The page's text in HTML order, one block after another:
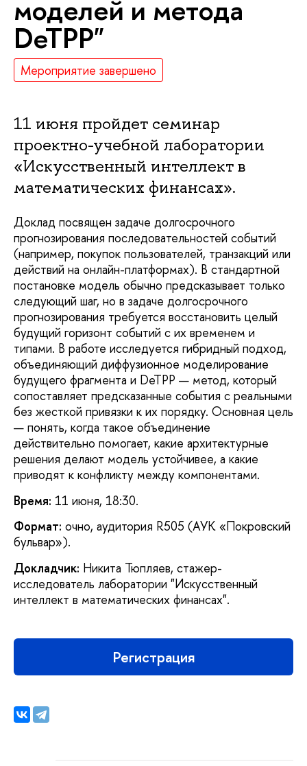
моделей и метода
DeTPP"
Мероприятие завершено
11 июня пройдет семинар
проектно-учебной лаборатории
«Искусственный интеллект в
математических финансах».
Доклад посвящен задаче долгосрочного
прогнозирования последовательностей событий
(например, покупок пользователей, транзакций или
действий на онлайн-платформах). В стандартной
постановке модель обычно предсказывает только
следующий шаг, но в задаче долгосрочного
прогнозирования требуется восстановить целый
будущий горизонт событий с их временем и
типами. В работе исследуется гибридный подход,
объединяющий диффузионное моделирование
будущего фрагмента и DeTPP — метод, который
сопоставляет предсказанные события с реальными
без жесткой привязки к их порядку. Основная цель
— понять, когда такое объединение
действительно помогает, какие архитектурные
решения делают модель устойчивее, а какие
приводят к конфликту между компонентами.
Время: 11 июня, 18:30.
Формат: очно, аудитория R505 (АУК «Покровский
бульвар»).
Докладчик: Никита Тюпляев, стажер-
исследователь лаборатории "Искусственный
интеллект в математических финансах".
Регистрация